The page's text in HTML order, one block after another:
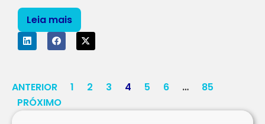
Leia mais
ANTERIOR 1 2 3 4 5 6 …
85
PRÓXIMO